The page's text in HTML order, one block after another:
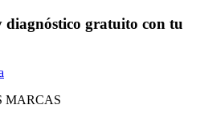
diagnóstico gratuito con tu
MARCAS